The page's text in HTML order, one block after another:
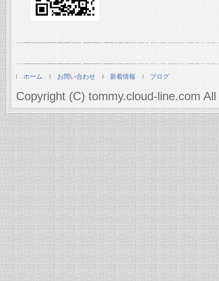
ホーム お問い合わせ 新着情報 ブログ
Copyright (C) tommy.cloud-line.com